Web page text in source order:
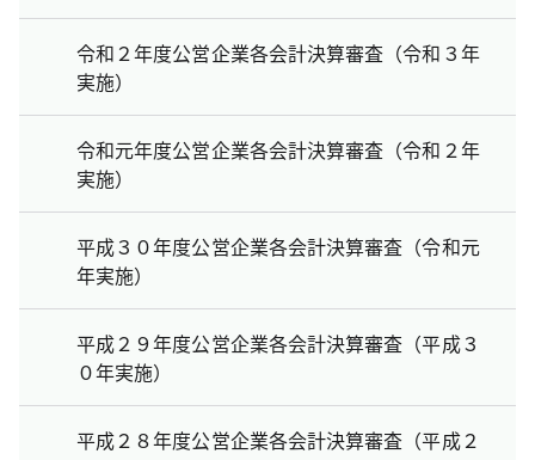
令和２年度公営企業各会計決算審査（令和３年
実施）
令和元年度公営企業各会計決算審査（令和２年
実施）
平成３０年度公営企業各会計決算審査（令和元
年実施）
平成２９年度公営企業各会計決算審査（平成３
０年実施）
平成２８年度公営企業各会計決算審査（平成２